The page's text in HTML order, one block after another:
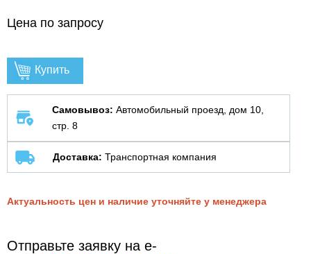
Цена по запросу
Купить
Самовывоз: Автомобильный проезд, дом 10,
стр. 8
Доставка: Транспортная компания
Актуальность цен и наличие уточняйте у менеджера
Отправьте заявку на e-